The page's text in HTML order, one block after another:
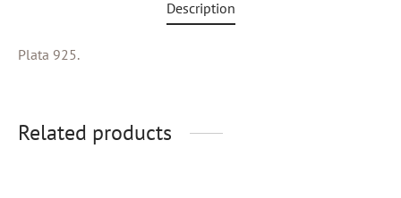
Description
Plata 925.
Related products